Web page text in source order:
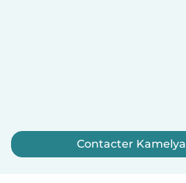
Contacter Kamelya